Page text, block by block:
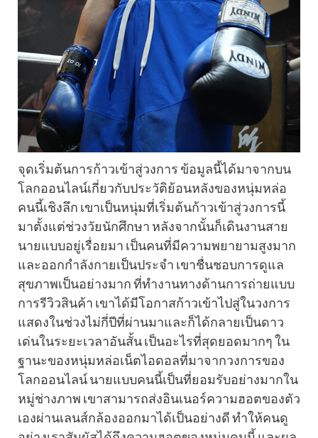
จุดเริ่มต้นการก้าวเข้าสู่วงการ ข้อมูลนี้ได้มาจากบน
โลกออนไลน์เกี่ยวกับประวัติย้อนหลังของหนุ่มหล่อ
คนนี้เชิงลึก เขาเป็นหนุ่มที่เริ่มต้นก้าวเข้าสู่วงการนี้
มาตั้งแต่ช่วงวัยนักศึกษา หลังจากนั้นก็เดินงานสาย
นายแบบอยู่เรื่อยมา เป็นคนที่มีความพยายามสูงมาก
และออกกำลังกายเป็นประจำ เขาชื่นชอบการดูแล
สุขภาพเป็นอย่างมาก ที่ทำงานทางด้านการถ่ายแบบ
การรีวิวสินค้า เขาได้มีโอกาสก้าวเข้าไปสู่ในวงการ
แสดงในช่วงไม่กี่ปีที่ผ่านมาและก็ได้กลายเป็นดาว
เด่นในระยะเวลาอันสั้น เป็นอะไรที่สุดยอดมากๆ ใน
ฐานะของหนุ่มหล่อเน็ตไอดอลที่มาจากวงการของ
โลกออนไลน์ นายแบบคนนี้เป็นที่ยอมรับอย่างมากใน
หมู่ช่างภาพ เขาสามารถส่งอินเนอร์ความฮอตของตัว
เองผ่านเลนส์กล้องออกมาได้เป็นอย่างดี ทำให้คนดู